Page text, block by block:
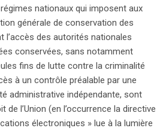
nationaux qui imposent aux
générale de conservation des
l’accès des autorités nationales
conservées, sans notamment
fins de lutte contre la criminalité
à un contrôle préalable par une
administrative indépendante, sont
de l’Union (en l’occurrence la directive
électroniques » lue à la lumière